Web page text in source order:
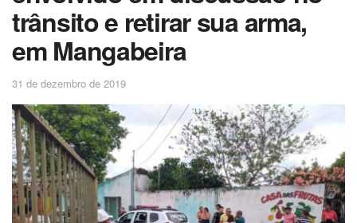
trânsito e retirar sua arma,
em Mangabeira
31 de dezembro de 2019